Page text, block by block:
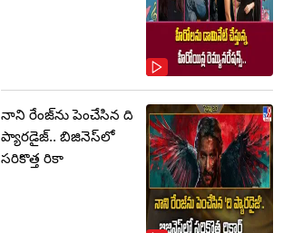
నాని రేంజ్‌ను పెంచేసిన ది
ప్యారడైజ్.. బిజినెస్‌లో
సరికొత్త రికా